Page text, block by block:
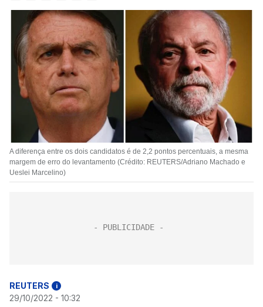
A diferença entre os dois candidatos é de 2,2 pontos percentuais, a mesma
margem de erro do levantamento (Crédito: REUTERS/Adriano Machado e
Ueslei Marcelino)
REUTERS i
29/10/2022 - 10:32